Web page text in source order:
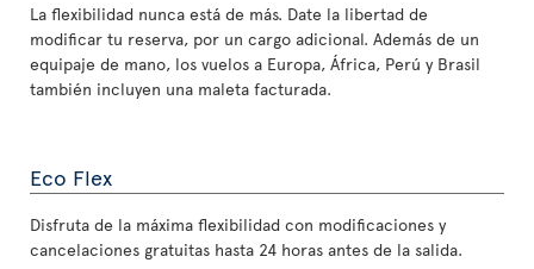
La flexibilidad nunca está de más. Date la libertad de
modificar tu reserva, por un cargo adicional. Además de un
equipaje de mano, los vuelos a Europa, África, Perú y Brasil
también incluyen una maleta facturada.
Eco Flex
Disfruta de la máxima flexibilidad con modificaciones y
cancelaciones gratuitas hasta 24 horas antes de la salida.